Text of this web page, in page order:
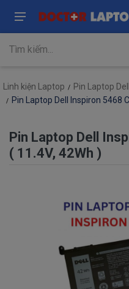
Linh kiện Laptop Pin Laptop Dell
Pin Laptop Dell Inspiron 5468
Pin Laptop Dell
( 11.4V, 42Wh )